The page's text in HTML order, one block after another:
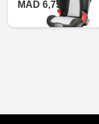
MAD 6,759.60